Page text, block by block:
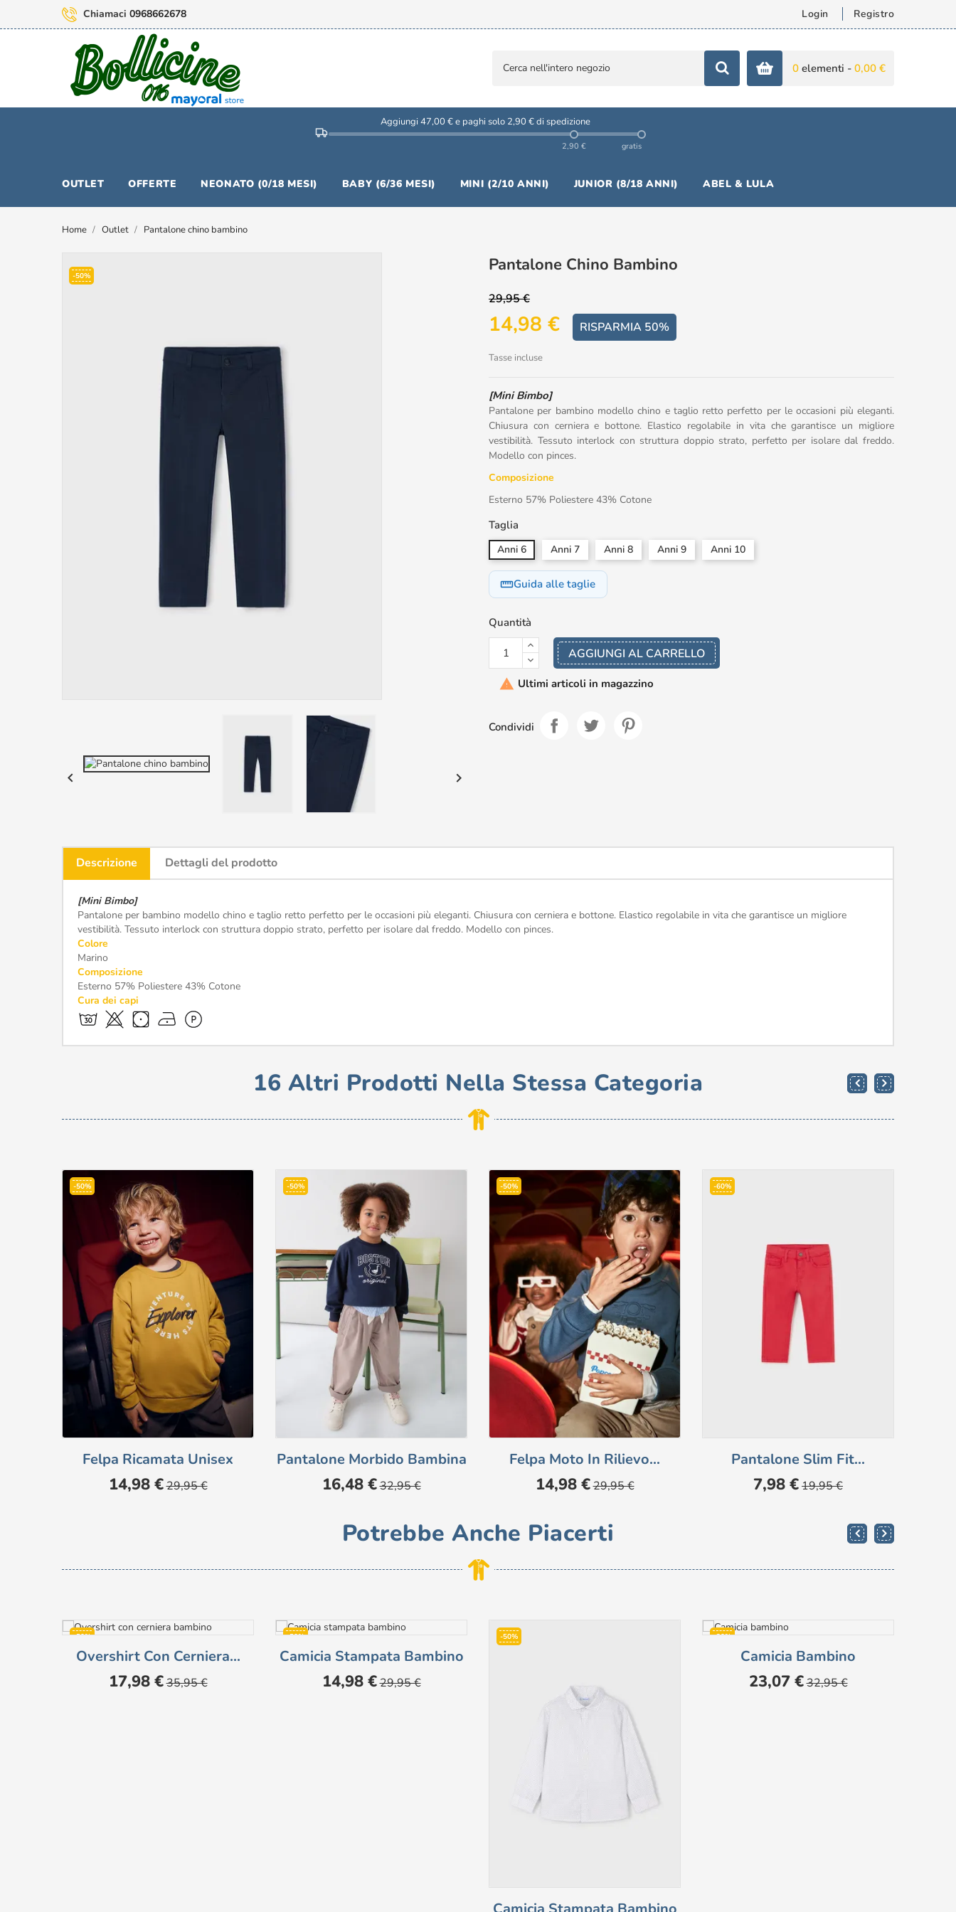
Chiamaci 0968662678 Login Registro
0 elementi - 0,00 €
Aggiungi 47,00 € e paghi solo 2,90 € di spedizione
2,90 € gratis
OUTLET OFFERTE NEONATO (0/18 MESI) BABY (6/36 MESI) MINI (2/10 ANNI) JUNIOR (8/18 ANNI) ABEL & LULA
Home Outlet Pantalone chino bambino
-50%
 
Pantalone Chino Bambino
29,95 €
14,98 € RISPARMIA 50%
Tasse incluse
[Mini Bimbo]
Pantalone per bambino modello chino e taglio retto perfetto per le occasioni più eleganti.
Chiusura con cerniera e bottone. Elastico regolabile in vita che garantisce un migliore
vestibilità. Tessuto interlock con struttura doppio strato, perfetto per isolare dal freddo.
Modello con pinces.
Composizione
Esterno 57% Poliestere 43% Cotone
Taglia
Anni 6 Anni 7 Anni 8 Anni 9 Anni 10
straightenGuida alle taglie
Quantità
AGGIUNGI AL CARRELLO
 Ultimi articoli in magazzino
Condividi
Descrizione Dettagli del prodotto
[Mini Bimbo]
Pantalone per bambino modello chino e taglio retto perfetto per le occasioni più eleganti. Chiusura con cerniera e bottone. Elastico regolabile in vita che garantisce un migliore
vestibilità. Tessuto interlock con struttura doppio strato, perfetto per isolare dal freddo. Modello con pinces.
Colore
Marino
Composizione
Esterno 57% Poliestere 43% Cotone
Cura dei capi
16 Altri Prodotti Nella Stessa Categoria
-50%
Felpa Ricamata Unisex
Prezzo
14,98 € Prezzo
base
29,95 €
-50%
Pantalone Morbido Bambina
Prezzo
16,48 € Prezzo
base
32,95 €
-50%
Felpa Moto In Rilievo...
Prezzo
14,98 € Prezzo
base
29,95 €
-60%
Pantalone Slim Fit...
Prezzo
7,98 € Prezzo
base
19,95 €
Potrebbe Anche Piacerti
-50%
Overshirt Con Cerniera...
Prezzo
17,98 € Prezzo
base
35,95 €
-50%
Camicia Stampata Bambino
Prezzo
14,98 € Prezzo
base
29,95 €
-50% -30%
Camicia Bambino
Prezzo
23,07 € Prezzo
base
32,95 €